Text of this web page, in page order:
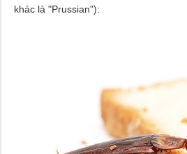
khác là "Prussian"):